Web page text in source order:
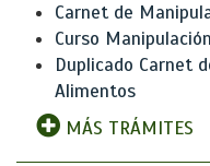
Carnet de
Curso
Duplicado Carnet
Alimentos
MÁS TRÁMITES